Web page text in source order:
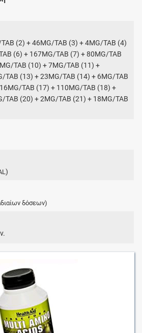
(2) + 46MG/TAB (3) + 4MG/TAB (4)
(6) + 167MG/TAB (7) + 80MG/TAB
TAB (10) + 7MG/TAB (11) +
TAB (13) + 23MG/TAB (14) + 6MG/TAB
TAB (17) + 110MG/TAB (18) +
TAB (20) + 2MG/TAB (21) + 18MG/TAB
)
δόσεων)